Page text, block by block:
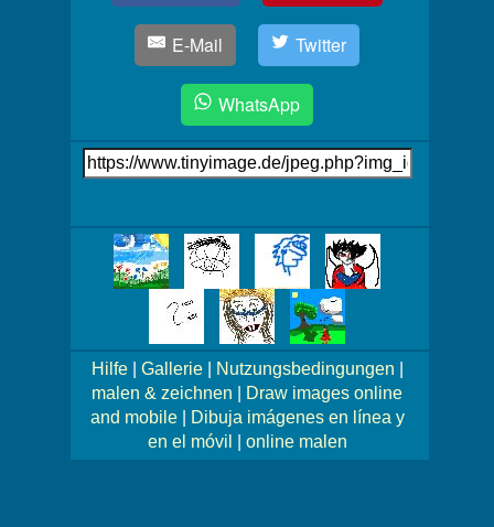
E-Mail Twitter
WhatsApp
Link
auf's
Mehr
Bilder!
Hilfe| Gallerie| Nutzungsbedingungen
malen & zeichnen
Draw images online
and mobile|
Dibuja imágenes en línea y
en el móvil
online malen